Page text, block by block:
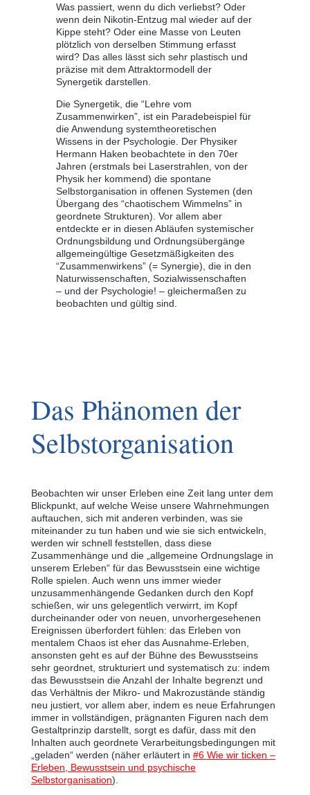
Was passiert, wenn du dich verliebst? Oder
wenn dein Nikotin-Entzug mal wieder auf der
Kippe steht? Oder eine Masse von Leuten
plötzlich von derselben Stimmung erfasst
wird? Das alles lässt sich sehr plastisch und
präzise mit dem Attraktormodell der
Synergetik darstellen.
Die Synergetik, die “Lehre vom
Zusammenwirken”, ist ein Paradebeispiel für
die Anwendung systemtheoretischen
Wissens in der Psychologie. Der Physiker
Hermann Haken beobachtete in den 70er
Jahren (erstmals bei Laserstrahlen, von der
Physik her kommend) die spontane
Selbstorganisation in offenen Systemen (den
Übergang des “chaotischem Wimmelns” in
geordnete Strukturen). Vor allem aber
entdeckte er in diesen Abläufen systemischer
Ordnungsbildung und Ordnungsübergänge
allgemeingültige Gesetzmäßigkeiten des
“Zusammenwirkens” (= Synergie), die in den
Naturwissenschaften, Sozialwissenschaften
‒ und der Psychologie! ‒ gleichermaßen zu
beobachten und gültig sind.
Das Phänomen der
Selbstorganisation
Beobachten wir unser Erleben eine Zeit lang unter dem
Blickpunkt, auf welche Weise unsere Wahrnehmungen
auftauchen, sich mit anderen verbinden, was sie
miteinander zu tun haben und wie sie sich entwickeln,
werden wir schnell feststellen, dass diese
Zusammenhänge und die „allgemeine Ordnungslage in
unserem Erleben“ für das Bewusstsein eine wichtige
Rolle spielen. Auch wenn uns immer wieder
unzusammenhängende Gedanken durch den Kopf
schießen, wir uns gelegentlich verwirrt, im Kopf
durcheinander oder von neuen, unvorhergesehenen
Ereignissen überfordert fühlen: das Erleben von
mentalem Chaos ist eher das Ausnahme-Erleben,
ansonsten geht es auf der Bühne des Bewusstseins
sehr geordnet, strukturiert und systematisch zu: indem
das Bewusstsein die Anzahl der Inhalte begrenzt und
das Verhältnis der Mikro- und Makrozustände ständig
neu justiert, vor allem aber, indem es neue Erfahrungen
immer in vollständigen, prägnanten Figuren nach dem
Gestaltprinzip darstellt, sorgt es dafür, dass mit den
Inhalten auch geordnete Verarbeitungsbedingungen mit
„geladen“ werden (näher erläutert in #6 Wie wir ticken –
Erleben, Bewusstsein und psychische
Selbstorganisation).